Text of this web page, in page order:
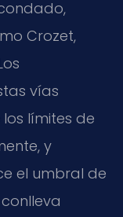
Crozet,
vías
límites de
y
el umbral de